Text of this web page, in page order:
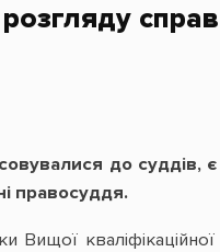
справ
до
правосуддя.
кваліфікаційної